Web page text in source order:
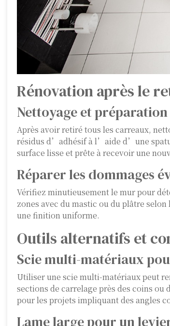
Rénovation après le
Nettoyage et
Après avoir retiré tous les carreaux,
résidus d’adhésif à l’aide d’une
surface lisse et prête à recevoir une
Réparer les dommages
Vérifiez minutieusement le mur pour
zones avec du mastic ou du plâtre
une finition uniforme.
Outils alternatifs et
Scie multi-matériaux
Utiliser une scie multi-matériaux peut
sections de carrelage près des coins ou
pour les projets impliquant des angles
Lame large pour un